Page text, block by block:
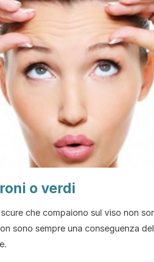
o verdi
che compaiono sul viso non
sono sempre una conseguenza